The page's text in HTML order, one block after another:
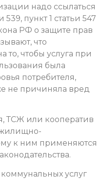
надо ссылаться
539, пункт 1 статьи 547
РФ о защите прав
что
то, чтобы услуга при
была
потребителя,
не причиняла вред
ТСЖ или кооператив
к ним применяются
услуг